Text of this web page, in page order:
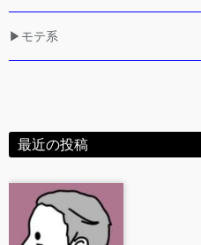
▶モテ系
最近の投稿